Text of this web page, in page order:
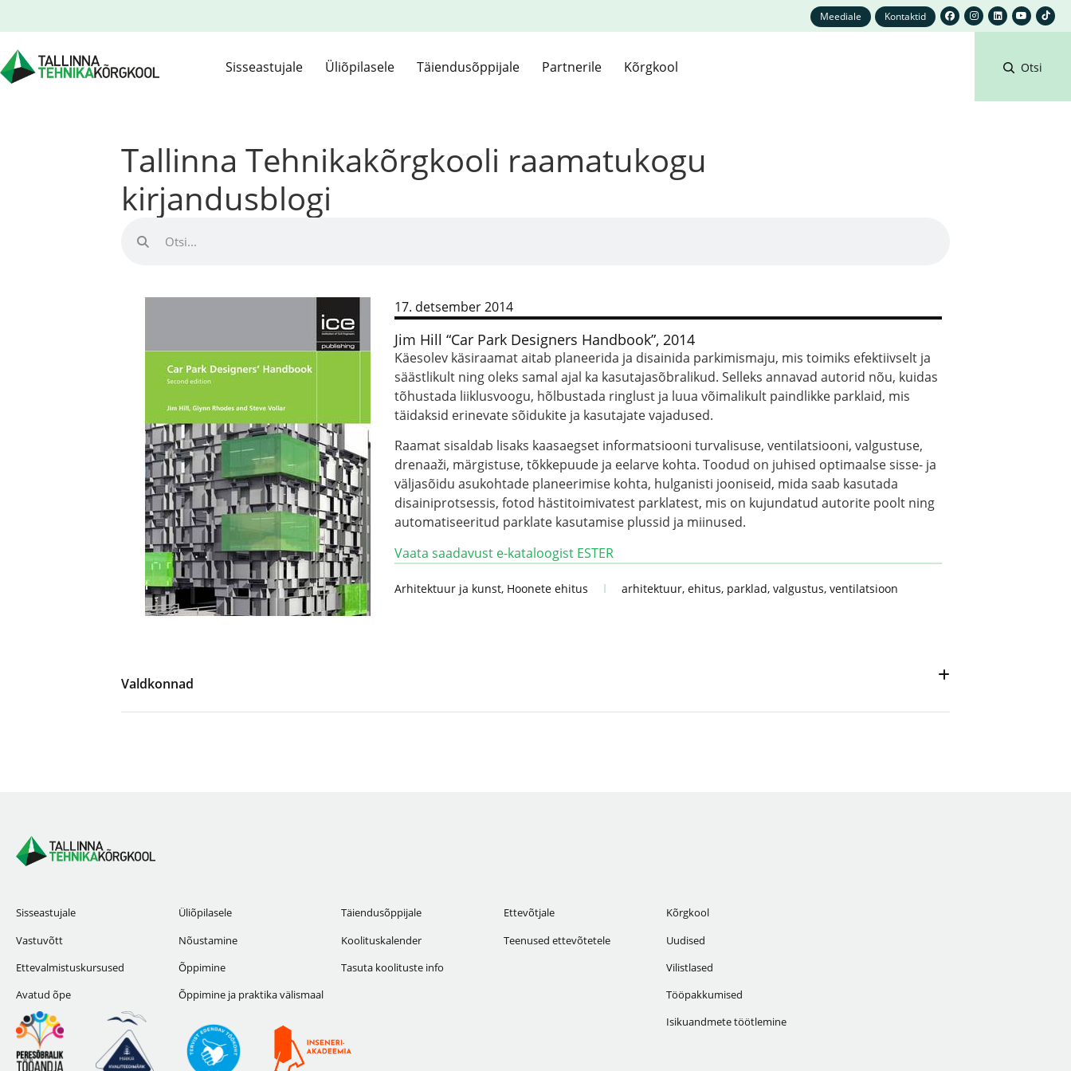
Meediale Kontaktid
Sisseastujale Üliõpilasele Täiendusõppijale Partnerile Kõrgkool Otsi
Tallinna Tehnikakõrgkooli raamatukogu
kirjandusblogi
17. detsember 2014
Jim Hill “Car Park Designers Handbook”, 2014
Käesolev käsiraamat aitab planeerida ja disainida parkimismaju, mis toimiks efektiivselt ja
säästlikult ning oleks samal ajal ka kasutajasõbralikud. Selleks annavad autorid nõu, kuidas
tõhustada liiklusvoogu, hõlbustada ringlust ja luua võimalikult paindlikke parklaid, mis
täidaksid erinevate sõidukite ja kasutajate vajadused.
Raamat sisaldab lisaks kaasaegset informatsiooni turvalisuse, ventilatsiooni, valgustuse,
drenaaži, märgistuse, tõkkepuude ja eelarve kohta. Toodud on juhised optimaalse sisse- ja
väljasõidu asukohtade planeerimise kohta, hulganisti jooniseid, mida saab kasutada
disainiprotsessis, fotod hästitoimivatest parklatest, mis on kujundatud autorite poolt ning
automatiseeritud parklate kasutamise plussid ja miinused.
Vaata saadavust e-kataloogist ESTER
Arhitektuur ja kunst, Hoonete ehitus arhitektuur,ehitus, parklad,valgustus,ventilatsioon
Valdkonnad
Sisseastujale
Vastuvõtt
Ettevalmistuskursused
Avatud õpe
Üliõpilasele
Nõustamine
Õppimine
Õppimine ja praktika välismaal
Täiendusõppijale
Koolituskalender
Tasuta koolituste info
Ettevõtjale
Teenused ettevõtetele
Kõrgkool
Uudised
Vilistlased
Tööpakkumised
Isikuandmete töötlemine